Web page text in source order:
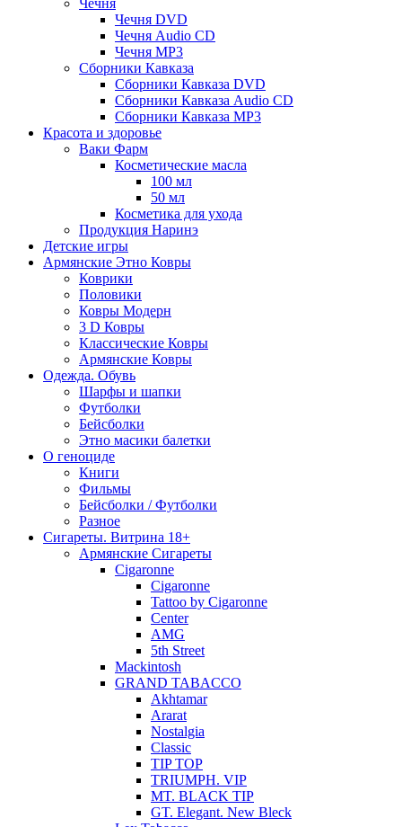
Чечня
Чечня DVD
Чечня Audio CD
Чечня MP3
Сборники Кавказа
Сборники Кавказа DVD
Сборники Кавказа Audio CD
Сборники Кавказа MP3
Красота и здоровье
Ваки Фарм
Косметические масла
100 мл
50 мл
Косметика для ухода
Продукция Наринэ
Детские игры
Армянские Этно Ковры
Коврики
Половики
Ковры Модерн
3 D Ковры
Классические Ковры
Армянские Ковры
Одежда. Обувь
Шарфы и шапки
Футболки
Бейсболки
Этно масики балетки
О геноциде
Книги
Фильмы
Бейсболки / Футболки
Разное
Сигареты. Витрина 18+
Армянские Сигареты
Cigaronne
Cigaronne
Tattoo by Cigaronne
Center
AMG
5th Street
Mackintosh
GRAND TABACCO
Akhtamar
Ararat
Nostalgia
Classic
TIP TOP
TRIUMPH. VIP
MT. BLACK TIP
GT. Elegant. New Bleck